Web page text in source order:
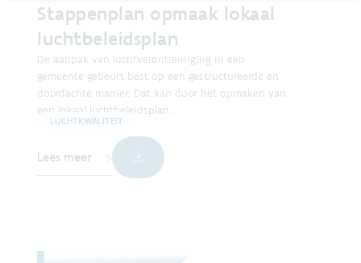
Stappenplan opmaak lokaal
luchtbeleidsplan
De aanpak van luchtverontreiniging in een
gemeente gebeurt best op een gestructureerde en
doordachte manier. Dat kan door het opmaken van
een lokaal luchtbeleidsplan.
LUCHTKWALITEIT
Lees meer